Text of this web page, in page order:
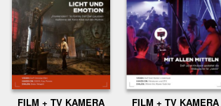
FILM + TV KAMERA
FILM + TV KAMERA